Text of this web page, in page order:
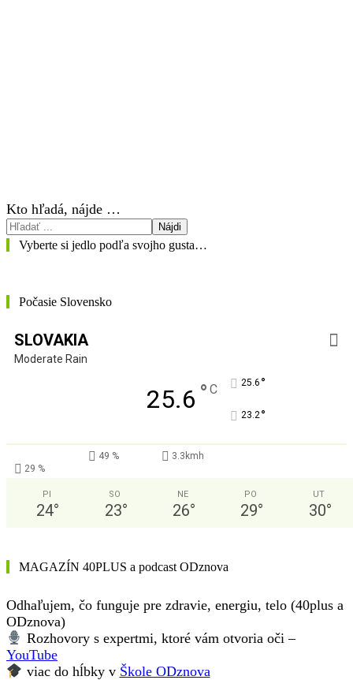
Kto hľadá, nájde …
Nájdi
Vyberte si jedlo podľa svojho gusta…
Počasie Slovensko
SLOVAKIA
Moderate Rain
25.6 ° C 25.6 °
23.2 °
49 %
3.3kmh
29 %
PI
24°
SO
23°
NE
26°
PO
29°
UT
30°
MAGAZÍN 40PLUS a podcast ODznova
Odhaľujem, čo funguje pre zdravie, energiu, telo (40plus a
ODznova)
Rozhovory s expertmi, ktoré vám otvoria oči –
YouTube
viac do hĺbky v Škole ODznova